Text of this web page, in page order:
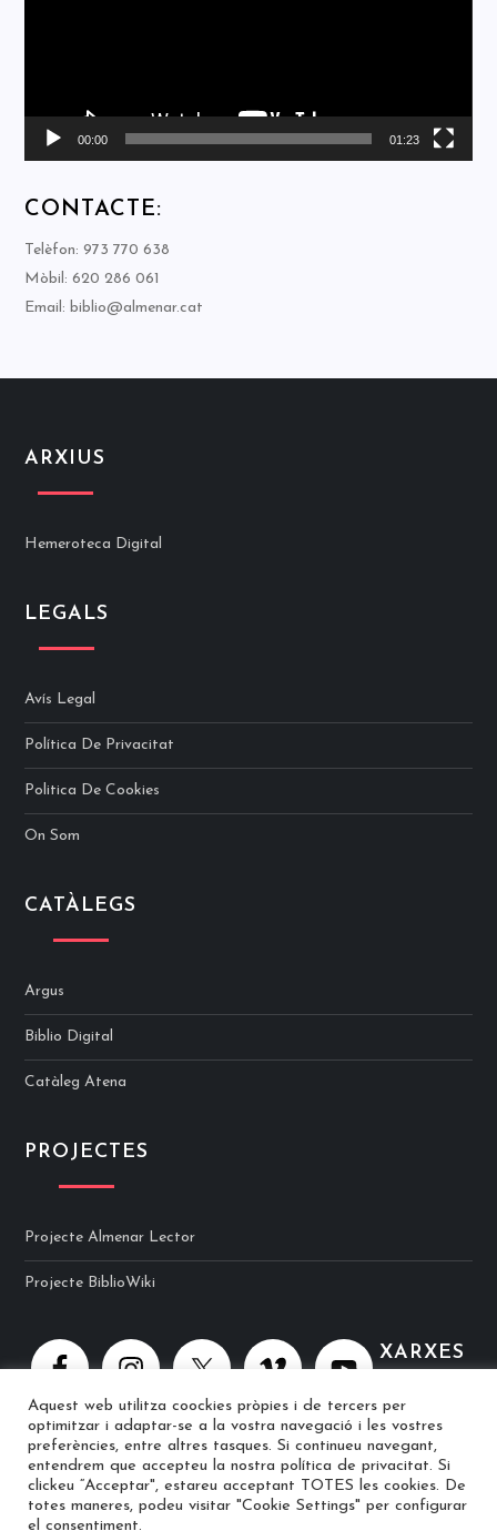
00:00 01:23
CONTACTE:
Telèfon: 973 770 638
Mòbil: 620 286 061
Email: biblio@almenar.cat
ARXIUS
Hemeroteca Digital
LEGALS
Avís Legal
Política De Privacitat
Politica De Cookies
On Som
CATÀLEGS
Argus
Biblio Digital
Catàleg Atena
PROJECTES
Projecte Almenar Lector
Projecte BiblioWiki
XARXES
© 2025 Biblioteca Ramon Berenguer IV · Web implementat per
Aquest web utilitza coockies pròpies i de tercers per
optimitzar i adaptar-se a la vostra navegació i les vostres
preferències, entre altres tasques. Si continueu navegant,
entendrem que accepteu la nostra política de privacitat. Si
clickeu “Acceptar", estareu acceptant TOTES les cookies. De
totes maneres, podeu visitar "Cookie Settings" per configurar
el consentiment.